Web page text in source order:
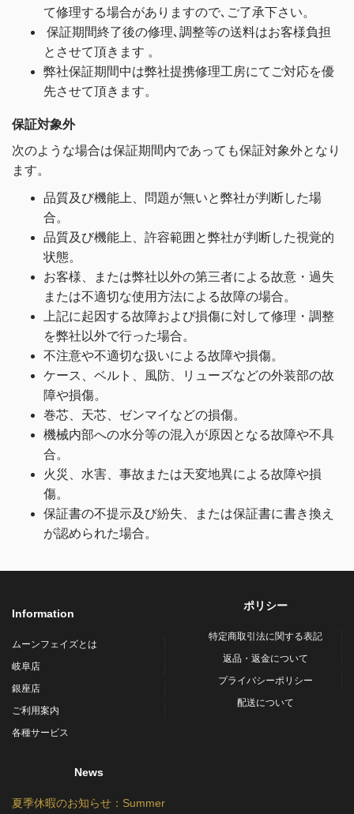
て修理する場合がありますので､ご了承下さい。
保証期間終了後の修理､調整等の送料はお客様負担
とさせて頂きます 。
弊社保証期間中は弊社提携修理工房にてご対応を優
先させて頂きます。
保証対象外
次のような場合は保証期間内であっても保証対象外となり
ます。
品質及び機能上、問題が無いと弊社が判断した場
合。
品質及び機能上、許容範囲と弊社が判断した視覚的
状態。
お客様、または弊社以外の第三者による故意・過失
または不適切な使用方法による故障の場合。
上記に起因する故障および損傷に対して修理・調整
を弊社以外で行った場合。
不注意や不適切な扱いによる故障や損傷。
ケース、ベルト、風防、リューズなどの外装部の故
障や損傷。
巻芯、天芯、ゼンマイなどの損傷。
機械内部への水分等の混入が原因となる故障や不具
合。
火災、水害、事故または天変地異による故障や損
傷。
保証書の不提示及び紛失、または保証書に書き換え
が認められた場合。
Information
ムーンフェイズとは
岐阜店
銀座店
ご利用案内
各種サービス
ポリシー
特定商取引法に関する表記
返品・返金について
プライバシーポリシー
配送について
News
夏季休暇のお知らせ：Summer